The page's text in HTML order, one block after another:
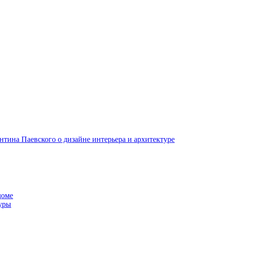
Паевского о дизайне интерьера и архитектуре